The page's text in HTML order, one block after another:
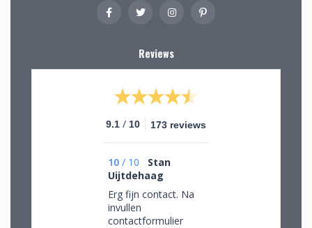
Reviews
9.1 / 10 173 reviews
10 / 10
Stan
Uijtdehaag
Erg fijn contact. Na
invullen
contactformulier